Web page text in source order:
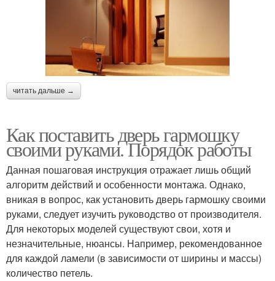
читать дальше →
Как поставить дверь гармошку
своими руками. Порядок работы
Данная пошаговая инструкция отражает лишь общий
алгоритм действий и особенности монтажа. Однако,
вникая в вопрос, как установить дверь гармошку своими
руками, следует изучить руководство от производителя.
Для некоторых моделей существуют свои, хотя и
незначительные, нюансы. Например, рекомендованное
для каждой ламели (в зависимости от ширины и массы)
количество петель.